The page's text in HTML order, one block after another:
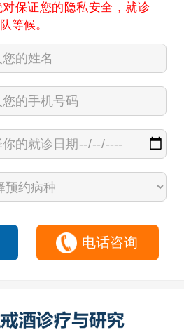
保证您的隐私安全，就诊
等候。
电话咨询